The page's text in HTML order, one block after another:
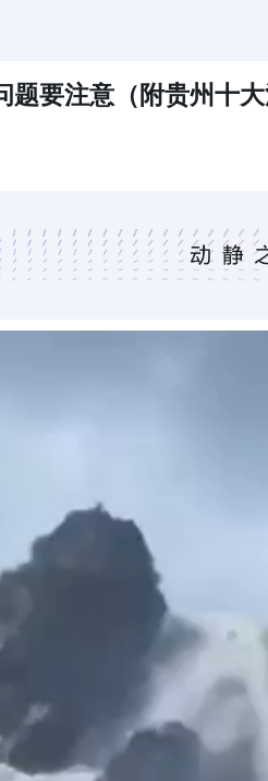
要注意（附贵州十大